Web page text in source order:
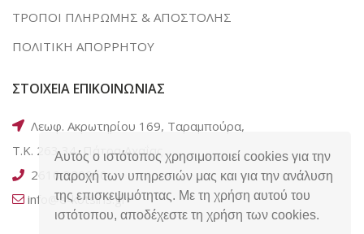
Αυτός ο ιστότοπος χρησιμοποιεί cookies για την
παροχή των υπηρεσιών μας και για την ανάλυση
της επισκεψιμότητας. Με τη χρήση αυτού του
ιστότοπου, αποδέχεστε τη χρήση των cookies.
ΤΡΟΠΟΙ ΠΛΗΡΩΜΗΣ & ΑΠΟΣΤΟΛΗΣ
ΠΟΛΙΤΙΚΗ ΑΠΟΡΡΗΤΟΥ
ΣΤΟΙΧΕΙΑ ΕΠΙΚΟΙΝΩΝΙΑΣ
Λεωφ. Ακρωτηρίου 169, Ταραμπούρα,
Τ.Κ. 263 34, Πάτρα Αχαΐας
2610 320050
info@e-kotsiris.gr